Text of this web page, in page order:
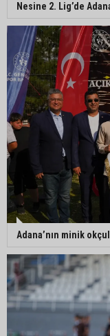
Nesine 2. Lig’de
Adana’nın minik